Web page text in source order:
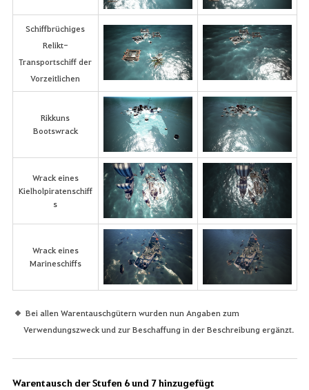
Schiffbrüchiges
Relikt-
Transportschiff der
Vorzeitlichen
Rikkuns
Bootswrack
Wrack eines
Kielholpiratenschiff
s
Wrack eines
Marineschiffs
Bei allen Warentauschgütern wurden nun Angaben zum
Verwendungszweck und zur Beschaffung in der Beschreibung ergänzt.
Warentausch der Stufen 6 und 7 hinzugefügt